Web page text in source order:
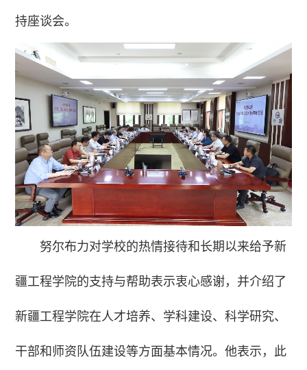
持座谈会。
努尔布力对学校的热情接待和长期以来给予新
疆工程学院的支持与帮助表示衷心感谢，并介绍了
新疆工程学院在人才培养、学科建设、科学研究、
干部和师资队伍建设等方面基本情况。他表示，此